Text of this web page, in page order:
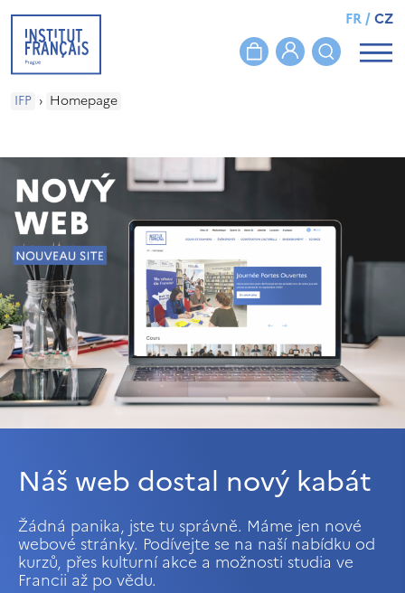
FR/CZ
IFP › Homepage
Náš web dostal nový kabát
Žádná panika, jste tu správně. Máme jen nové
webové stránky. Podívejte se na naší nabídku od
kurzů, přes kulturní akce a možnosti studia ve
Francii až po vědu.